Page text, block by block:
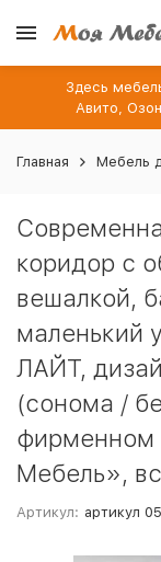
Здесь
Авито,
Главная Мебель
коридор с
вешалкой,
маленький
ЛАЙТ,
(сонома /
фирменном
Мебель»,
Артикул: артикул 05